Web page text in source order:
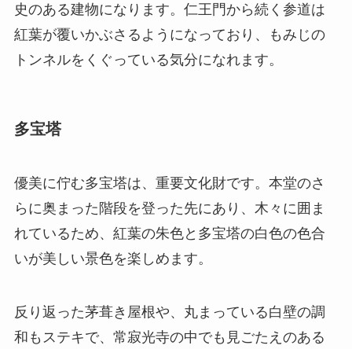
史のある建物になります。仁王門から続く参道は
紅葉が覆いかぶさるようになっており、もみじの
トンネルをくぐっている気分になれます。
多宝塔
優美に佇む多宝塔は、重要文化財です。本堂のさ
らに奥まった階段を登った先にあり、木々に囲ま
れているため、紅葉の朱色と多宝塔の白色の色合
いが美しい景色を楽しめます。
反り返った茅葺き屋根や、丸まっている白壁の調
和もステキで、常寂光寺の中でも見ごたえのある